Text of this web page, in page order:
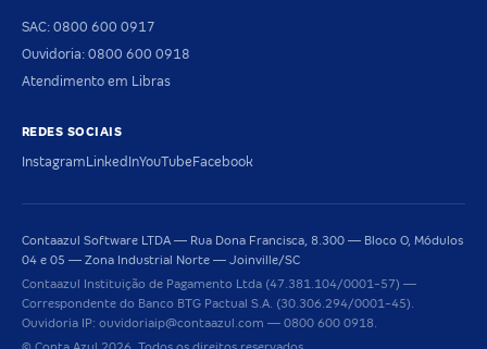
SAC: 0800 600 0917
Ouvidoria: 0800 600 0918
Atendimento em Libras
REDES SOCIAIS
InstagramLinkedInYouTubeFacebook
Contaazul Software LTDA — Rua Dona Francisca, 8.300 — Bloco O, Módulos
04 e 05 — Zona Industrial Norte — Joinville/SC
Contaazul Instituição de Pagamento Ltda (47.381.104/0001-57) —
Correspondente do Banco BTG Pactual S.A. (30.306.294/0001-45).
Ouvidoria IP: ouvidoriaip@contaazul.com — 0800 600 0918.